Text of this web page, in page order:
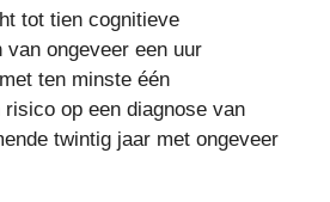
tot tien cognitieve
van ongeveer een uur
ten minste één
op een diagnose van
twintig jaar met ongeveer